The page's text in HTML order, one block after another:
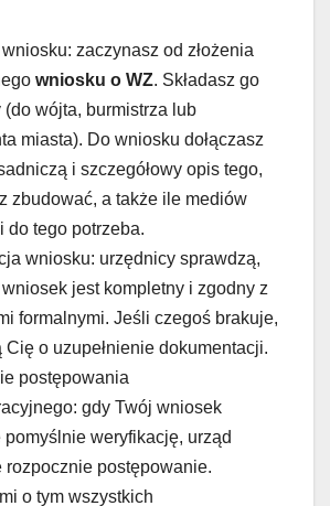
zaczynasz od złożenia
wniosku o WZ. Składasz go
(do wójta, burmistrza lub
miasta). Do wniosku dołączasz
i szczegółowy opis tego,
zbudować, a także ile mediów
do tego potrzeba.
wniosku: urzędnicy sprawdzą,
jest kompletny i zgodny z
formalnymi. Jeśli czegoś brakuje,
Cię o uzupełnienie dokumentacji.
postępowania
gdy Twój wniosek
pomyślnie weryfikację, urząd
rozpocznie postępowanie.
o tym wszystkich